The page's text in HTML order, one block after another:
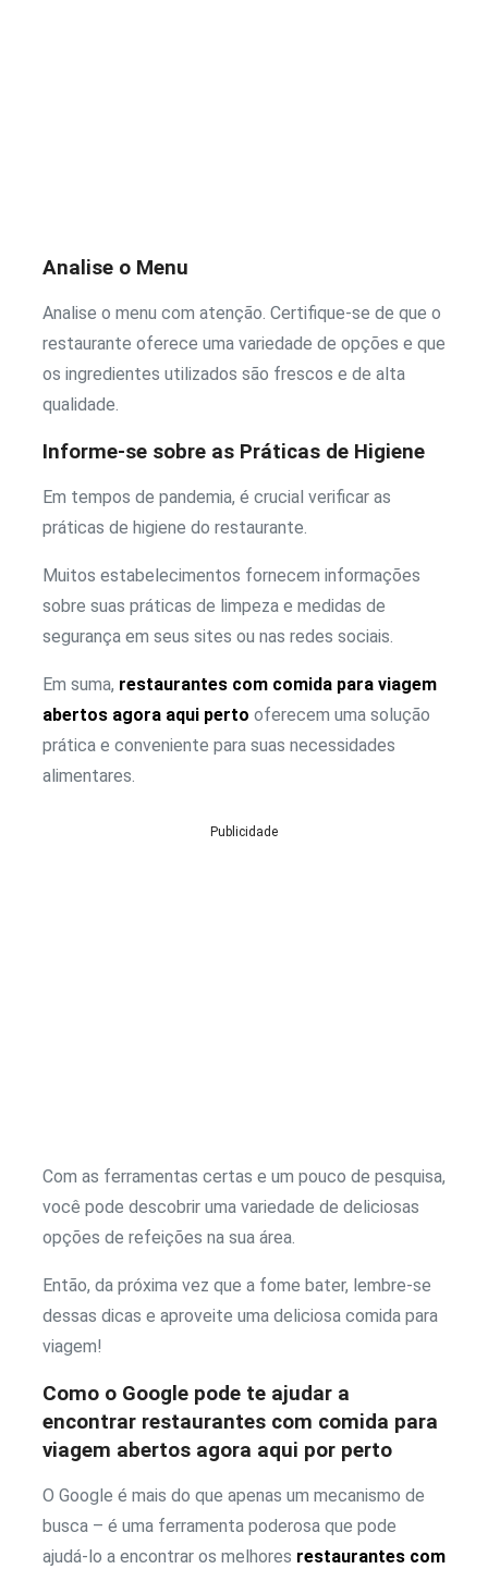
Analise o Menu
Analise o menu com atenção. Certifique-se de que o
restaurante oferece uma variedade de opções e que
os ingredientes utilizados são frescos e de alta
qualidade.
Informe-se sobre as Práticas de Higiene
Em tempos de pandemia, é crucial verificar as
práticas de higiene do restaurante.
Muitos estabelecimentos fornecem informações
sobre suas práticas de limpeza e medidas de
segurança em seus sites ou nas redes sociais.
Em suma, restaurantes com comida para viagem
abertos agora aqui perto oferecem uma solução
prática e conveniente para suas necessidades
alimentares.
Publicidade
Com as ferramentas certas e um pouco de pesquisa,
você pode descobrir uma variedade de deliciosas
opções de refeições na sua área.
Então, da próxima vez que a fome bater, lembre-se
dessas dicas e aproveite uma deliciosa comida para
viagem!
Como o Google pode te ajudar a
encontrar restaurantes com comida para
viagem abertos agora aqui por perto
O Google é mais do que apenas um mecanismo de
busca – é uma ferramenta poderosa que pode
ajudá-lo a encontrar os melhores restaurantes com